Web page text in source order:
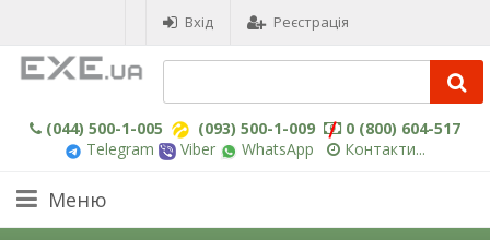
Вхід Реєстрація
(044) 500-1-005 (093) 500-1-009
0 (800) 604-517
Telegram
Viber WhatsApp Контакти...
Меню